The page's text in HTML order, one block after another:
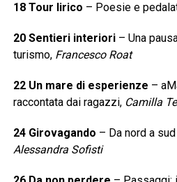
18 Tour lirico – Poesie e
20 Sentieri interiori– Una
turismo, Francesco Roat
22 Un mare di esperienze –
raccontata dai ragazzi, Camilla
24 Girovagando – Da nord a
Alessandra Sofisti